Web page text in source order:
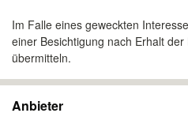
Im Falle eines geweckten
einer Besichtigung nach Erhalt
übermitteln.
Anbieter